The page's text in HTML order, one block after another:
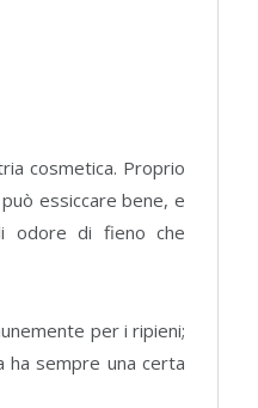
cosmetica. Proprio
essiccare bene, e
odore di fieno che
per i ripieni;
ha sempre una certa